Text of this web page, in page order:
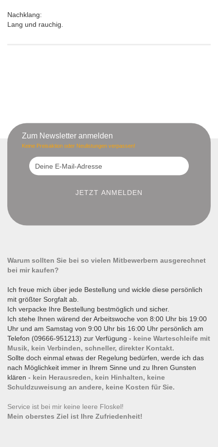
Nachklang:
Lang und rauchig.
Zum Newsletter anmelden
Keine Preisaktion oder Neulistungen verpassen!
Warum sollten Sie bei so vielen Mitbewerbern ausgerechnet
bei mir kaufen?
Ich freue mich über jede Bestellung und wickle diese persönlich
mit größter Sorgfalt ab.
Ich verpacke Ihre Bestellung bestmöglich und sicher.
Ich stehe Ihnen wärend der Arbeitswoche von 8:00 Uhr bis 19:00
Uhr und am Samstag von 9:00 Uhr bis 16:00 Uhr persönlich am
Telefon (09666-951213) zur Verfügung - keine Warteschleife mit
Musik, kein Verbinden, schneller, direkter Kontakt.
Sollte doch einmal etwas der Regelung bedürfen, werde ich das
nach Möglichkeit immer in Ihrem Sinne und zu Ihren Gunsten
klären - kein Herausreden, kein Hinhalten, keine
Schuldzuweisung an andere, keine Kosten für Sie.
Service ist bei mir keine leere Floskel!
Mein oberstes Ziel ist Ihre Zufriedenheit!